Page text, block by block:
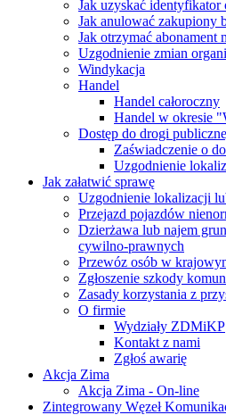
Jak uzyskać identyfikator
Jak anulować zakupiony
Jak otrzymać abonament
Uzgodnienie zmian
Windykacja
Handel
Handel całoroczny
Handel w okresie
Dostęp do drogi
Zaświadczenie o
Uzgodnienie
Jak załatwić sprawę
Uzgodnienie lokalizacji
Przejazd pojazdów
Dzierżawa lub najem
cywilno-prawnych
Przewóz osób w
Zgłoszenie szkody
Zasady korzystania z
O firmie
Wydziały ZDMiKP
Kontakt z nami
Zgłoś awarię
Akcja Zima
Akcja Zima - On-line
Zintegrowany Węzeł